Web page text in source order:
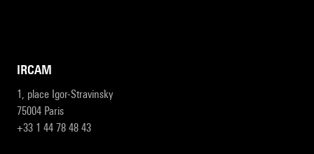
IRCAM
1, place Igor-Stravinsky
75004 Paris
+33 1 44 78 48 43